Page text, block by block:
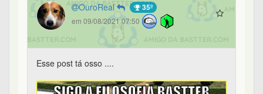
OuroReal 35º
em 09/08/2021 07:50
Esse post tá osso ....